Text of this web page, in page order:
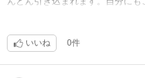
いいね 0件